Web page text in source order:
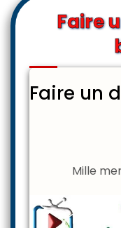
Faire
Faire un
Mille